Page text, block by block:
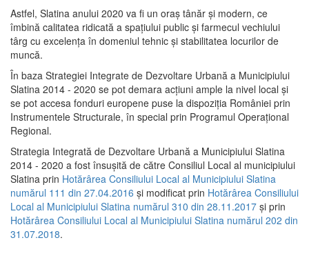
Astfel, Slatina anului 2020 va fi un oraş tânăr şi modern, ce
îmbină calitatea ridicată a spaţiului public şi farmecul vechiului
târg cu excelenţa în domeniul tehnic şi stabilitatea locurilor de
muncă.
În baza Strategiei Integrate de Dezvoltare Urbană a Municipiului
Slatina 2014 - 2020 se pot demara acţiuni ample la nivel local şi
se pot accesa fonduri europene puse la dispoziţia României prin
Instrumentele Structurale, în special prin Programul Operațional
Regional.
Strategia Integrată de Dezvoltare Urbană a Municipiului Slatina
2014 - 2020 a fost însuşită de către Consiliul Local al municipiului
Slatina prin Hotărârea Consiliului Local al Municipiului Slatina
numărul 111 din 27.04.2016 și modificat prin Hotărârea Consiliului
Local al Municipiului Slatina numărul 310 din 28.11.2017 și prin
Hotărârea Consiliului Local al Municipiului Slatina numărul 202 din
31.07.2018.